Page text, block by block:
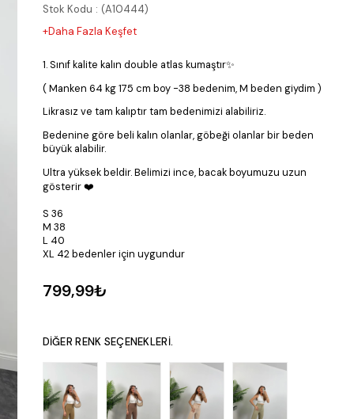
Stok Kodu
(A10444)
+Daha Fazla Keşfet
1. Sınıf kalite kalın double atlas kumaştır✨
( Manken 64 kg 175 cm boy -38 bedenim, M beden giydim )
Likrasız ve tam kalıptır tam bedenimizi alabiliriz.
Bedenine göre beli kalın olanlar, göbeği olanlar bir beden
büyük alabilir.
Ultra yüksek beldir. Belimizi ince, bacak boyumuzu uzun
gösterir ❤️
S 36
M 38
L 40
XL 42 bedenler için uygundur
799,99₺
DIĞER RENK SEÇENEKLERI.